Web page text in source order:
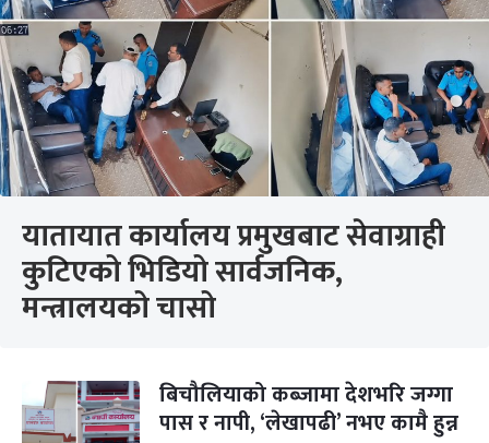
यातायात कार्यालय प्रमुखबाट सेवाग्राही
कुटिएको भिडियो सार्वजनिक,
मन्त्रालयको चासो
बिचौलियाको कब्जामा देशभरि जग्गा
पास र नापी, ‘लेखापढी’ नभए कामै हुन्न